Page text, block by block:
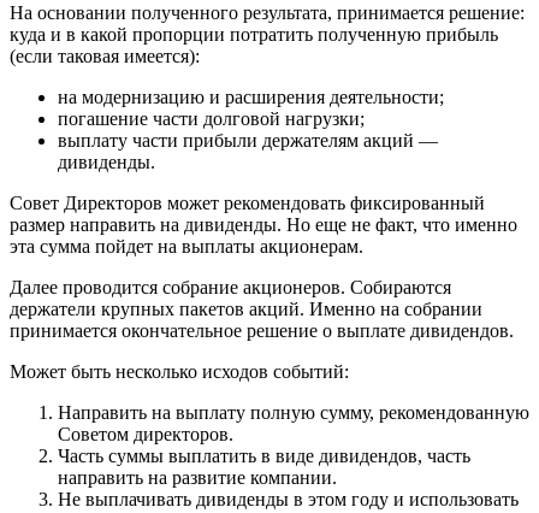
На основании полученного результата, принимается решение:
куда и в какой пропорции потратить полученную прибыль
(если таковая имеется):
на модернизацию и расширения деятельности;
погашение части долговой нагрузки;
выплату части прибыли держателям акций —
дивиденды.
Совет Директоров может рекомендовать фиксированный
размер направить на дивиденды. Но еще не факт, что именно
эта сумма пойдет на выплаты акционерам.
Далее проводится собрание акционеров. Собираются
держатели крупных пакетов акций. Именно на собрании
принимается окончательное решение о выплате дивидендов.
Может быть несколько исходов событий:
Направить на выплату полную сумму, рекомендованную
Советом директоров.
Часть суммы выплатить в виде дивидендов, часть
направить на развитие компании.
Не выплачивать дивиденды в этом году и использовать